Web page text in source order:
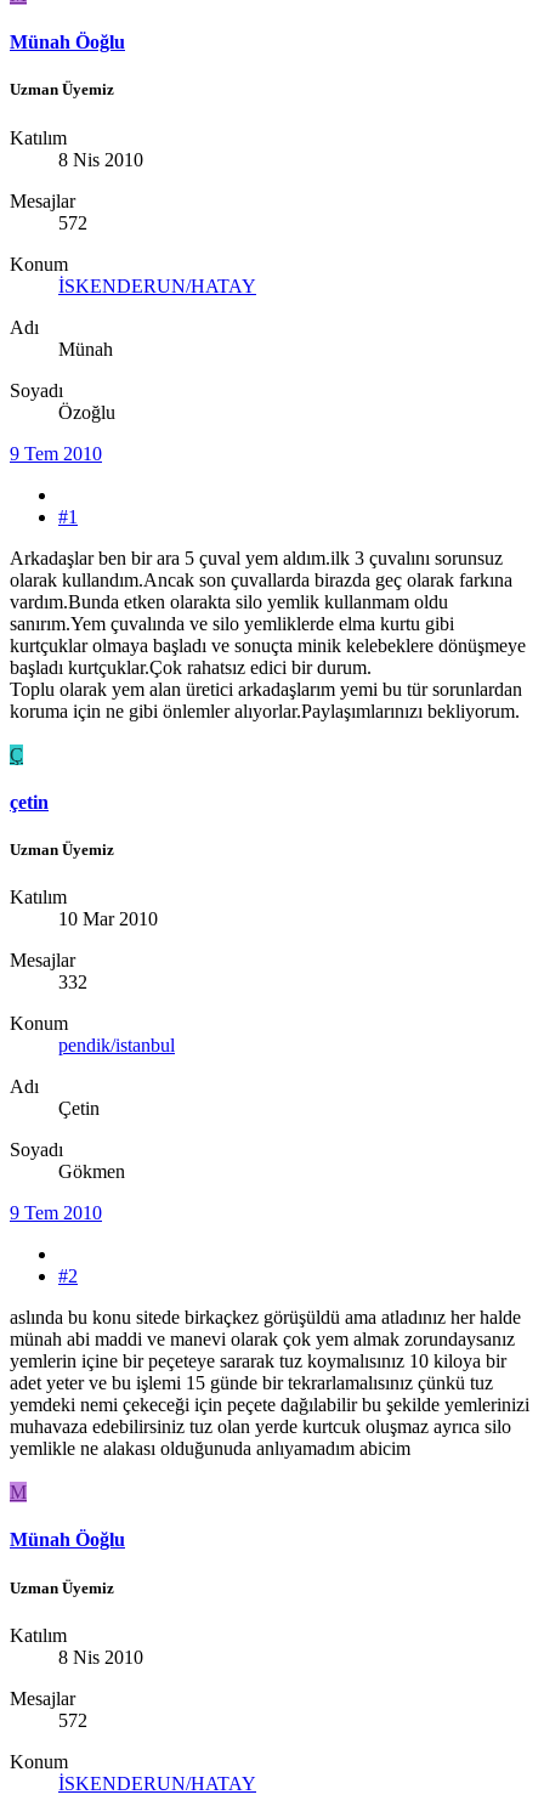
Münah Öoğlu
Uzman Üyemiz
Katılım
8 Nis 2010
Mesajlar
572
Konum
İSKENDERUN/HATAY
Adı
Münah
Soyadı
Özoğlu
9 Tem 2010
#1
Arkadaşlar ben bir ara 5 çuval yem aldım.ilk 3 çuvalını sorunsuz
olarak kullandım.Ancak son çuvallarda birazda geç olarak farkına
vardım.Bunda etken olarakta silo yemlik kullanmam oldu
sanırım.Yem çuvalında ve silo yemliklerde elma kurtu gibi
kurtçuklar olmaya başladı ve sonuçta minik kelebeklere dönüşmeye
başladı kurtçuklar.Çok rahatsız edici bir durum.
Toplu olarak yem alan üretici arkadaşlarım yemi bu tür sorunlardan
koruma için ne gibi önlemler alıyorlar.Paylaşımlarınızı bekliyorum.
Ç
çetin
Uzman Üyemiz
Katılım
10 Mar 2010
Mesajlar
332
Konum
pendik/istanbul
Adı
Çetin
Soyadı
Gökmen
9 Tem 2010
#2
aslında bu konu sitede birkaçkez görüşüldü ama atladınız her halde
münah abi maddi ve manevi olarak çok yem almak zorundaysanız
yemlerin içine bir peçeteye sararak tuz koymalısınız 10 kiloya bir
adet yeter ve bu işlemi 15 günde bir tekrarlamalısınız çünkü tuz
yemdeki nemi çekeceği için peçete dağılabilir bu şekilde yemlerinizi
muhavaza edebilirsiniz tuz olan yerde kurtcuk oluşmaz ayrıca silo
yemlikle ne alakası olduğunuda anlıyamadım abicim
M
Münah Öoğlu
Uzman Üyemiz
Katılım
8 Nis 2010
Mesajlar
572
Konum
İSKENDERUN/HATAY